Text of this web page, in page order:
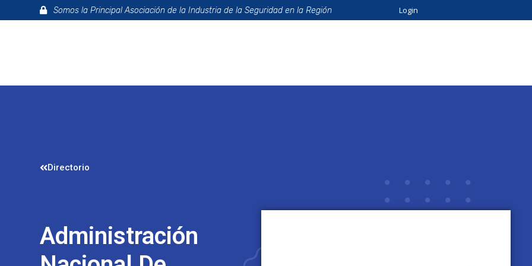
Somos la Principal Asociación de la Industria de la Seguridad en la Región Login
Directorio
Administración